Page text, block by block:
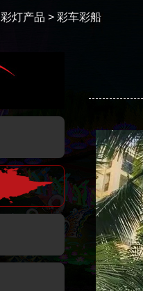
彩灯产品 > 彩车彩船